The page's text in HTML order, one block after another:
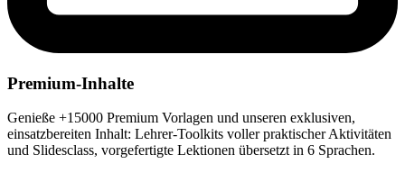
Premium-Inhalte
Genieße +15000 Premium Vorlagen und unseren exklusiven,
einsatzbereiten Inhalt: Lehrer-Toolkits voller praktischer Aktivitäten
und Slidesclass, vorgefertigte Lektionen übersetzt in 6 Sprachen.